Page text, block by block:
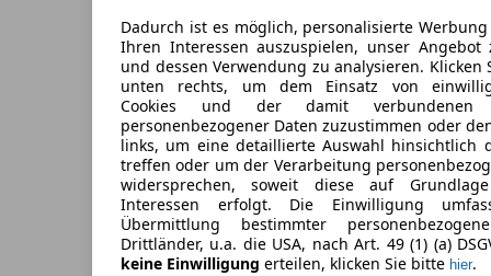
Dadurch ist es möglich, personalisierte
Ihren Interessen auszuspielen, unser Angebot
und dessen Verwendung zu analysieren. Klicken
unten rechts, um dem Einsatz von
Cookies und der damit verbundenen
personenbezogener Daten zuzustimmen oder
links, um eine detaillierte Auswahl hinsichtlich
treffen oder um der Verarbeitung
widersprechen, soweit diese auf
Interessen erfolgt. Die Einwilligung
Übermittlung bestimmter
Drittländer, u.a. die USA, nach Art. 49 (1) (a)
keine Einwilligung erteilen, klicken Sie bitte hier.